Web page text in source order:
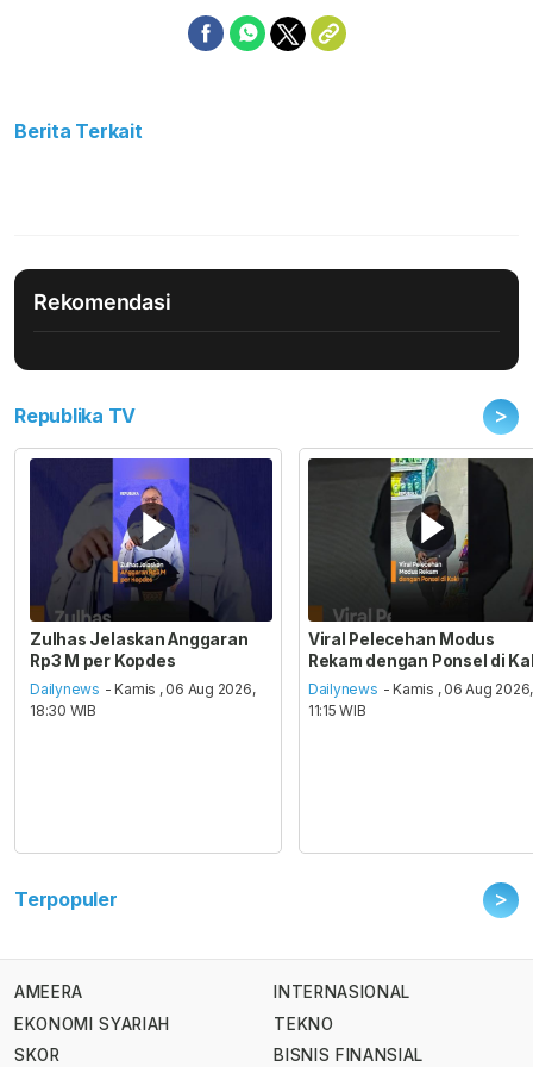
Berita Terkait
Rekomendasi
Republika TV >
Zulhas Jelaskan Anggaran
Rp3 M per Kopdes
Dailynews - Kamis , 06 Aug 2026,
18:30 WIB
Viral Pelecehan Modus
Rekam dengan Ponsel di
Dailynews - Kamis , 06 Aug 2026,
11:15 WIB
Terpopuler >
AMEERA
EKONOMI SYARIAH
SKOR
INTERNASIONAL
TEKNO
BISNIS FINANSIAL